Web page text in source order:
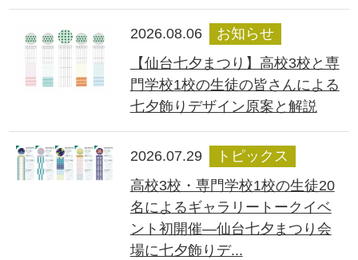
2026.08.06
お知らせ
【仙台七夕まつり】高校3校と専
門学校1校の生徒の皆さんによる
七夕飾りデザイン原案と解説
2026.07.29
トピックス
高校3校・専門学校1校の生徒20
名によるギャラリートークイベ
ント初開催―仙台七夕まつり会
場に七夕飾りデ...